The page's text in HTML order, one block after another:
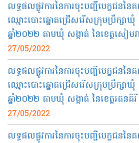
លទ្ធផលផ្លូវការនៃការចុះបញ្ជីបេក្ខជ
ឈ្មោះបោះឆ្នោតជ្រើសរើសក្រុមប្រឹក្សា
ឆ្នាំ២០២២ តាមឃុំ សង្កាត់ នៃខេត្តសៀមរ
27/05/2022
លទ្ធផលផ្លូវការនៃការចុះបញ្ជីបេក្ខជ
ឈ្មោះបោះឆ្នោតជ្រើសរើសក្រុមប្រឹក្សា
ឆ្នាំ២០២២ តាមឃុំ សង្កាត់ នៃខេត្តរតនគិរី
27/05/2022
លទ្ធផលផ្លូវការនៃការចុះបញ្ជីបេក្ខជ